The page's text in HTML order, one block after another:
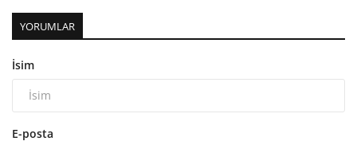
YORUMLAR
İsim
E-posta